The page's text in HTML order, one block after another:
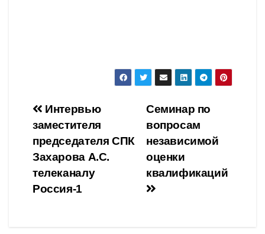
Навигация
по
записям
Семинар по
вопросам
независимой
оценки
квалификаций
Интервью
заместителя
председателя СПК
Захарова А.С.
телеканалу
Россия-1